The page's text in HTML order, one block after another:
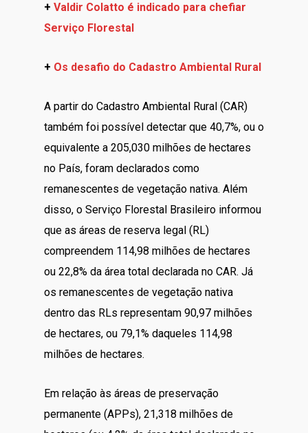
+ Valdir Colatto é indicado para chefiar
Serviço Florestal
+ Os desafio do Cadastro Ambiental Rural
A partir do Cadastro Ambiental Rural (CAR)
também foi possível detectar que 40,7%, ou o
equivalente a 205,030 milhões de hectares
no País, foram declarados como
remanescentes de vegetação nativa. Além
disso, o Serviço Florestal Brasileiro informou
que as áreas de reserva legal (RL)
compreendem 114,98 milhões de hectares
ou 22,8% da área total declarada no CAR. Já
os remanescentes de vegetação nativa
dentro das RLs representam 90,97 milhões
de hectares, ou 79,1% daqueles 114,98
milhões de hectares.
Em relação às áreas de preservação
permanente (APPs), 21,318 milhões de